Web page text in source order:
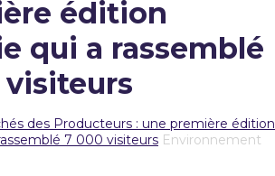
édition
qui a rassemblé
visiteurs
des Producteurs : une première édition
7 000 visiteurs Environnement